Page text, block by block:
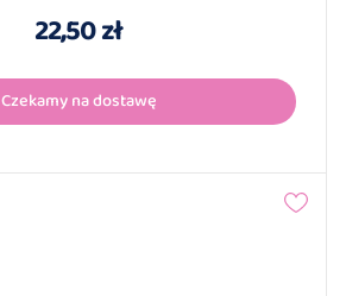
22,50 zł
Czekamy na dostawę